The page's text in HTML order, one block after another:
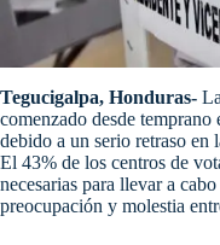
Tegucigalpa, Honduras‑
comenzado desde
debido a un serio retraso en
El 43% de los centros de
necesarias para llevar a
preocupación y molestia